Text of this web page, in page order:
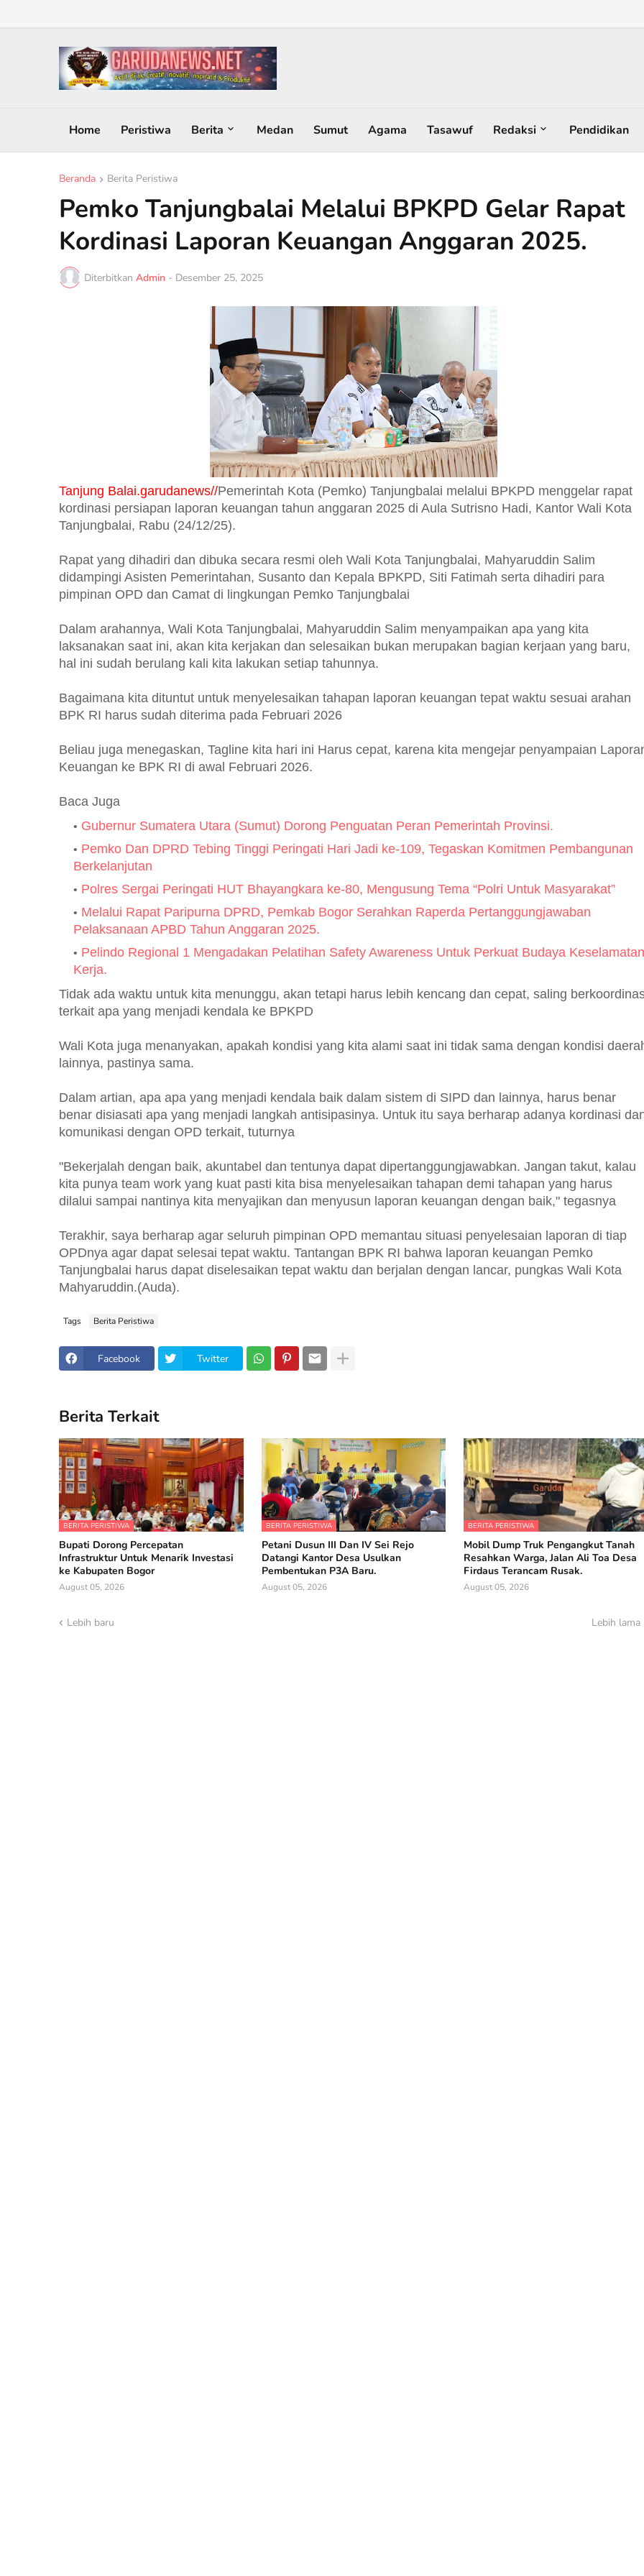
Home Peristiwa Berita Medan Sumut Agama Tasawuf Redaksi Pendidikan
Beranda Berita Peristiwa
Pemko Tanjungbalai Melalui BPKPD Gelar Rapat
Kordinasi Laporan Keuangan Anggaran 2025.
Diterbitkan Admin - Desember 25, 2025
Tanjung Balai.garudanews//Pemerintah Kota (Pemko) Tanjungbalai melalui BPKPD menggelar rapat
kordinasi persiapan laporan keuangan tahun anggaran 2025 di Aula Sutrisno Hadi, Kantor Wali Kota
Tanjungbalai, Rabu (24/12/25).
Rapat yang dihadiri dan dibuka secara resmi oleh Wali Kota Tanjungbalai, Mahyaruddin Salim
didampingi Asisten Pemerintahan, Susanto dan Kepala BPKPD, Siti Fatimah serta dihadiri para
pimpinan OPD dan Camat di lingkungan Pemko Tanjungbalai
Dalam arahannya, Wali Kota Tanjungbalai, Mahyaruddin Salim menyampaikan apa yang kita
laksanakan saat ini, akan kita kerjakan dan selesaikan bukan merupakan bagian kerjaan yang baru,
hal ini sudah berulang kali kita lakukan setiap tahunnya.
Bagaimana kita dituntut untuk menyelesaikan tahapan laporan keuangan tepat waktu sesuai arahan
BPK RI harus sudah diterima pada Februari 2026
Beliau juga menegaskan, Tagline kita hari ini Harus cepat, karena kita mengejar penyampaian
Keuangan ke BPK RI di awal Februari 2026.
Baca Juga
Gubernur Sumatera Utara (Sumut) Dorong Penguatan Peran Pemerintah Provinsi.
Pemko Dan DPRD Tebing Tinggi Peringati Hari Jadi ke-109, Tegaskan Komitmen Pembangunan
Berkelanjutan
Polres Sergai Peringati HUT Bhayangkara ke-80, Mengusung Tema “Polri Untuk Masyarakat”
Melalui Rapat Paripurna DPRD, Pemkab Bogor Serahkan Raperda Pertanggungjawaban
Pelaksanaan APBD Tahun Anggaran 2025.
Pelindo Regional 1 Mengadakan Pelatihan Safety Awareness Untuk Perkuat Budaya Keselamatan
Kerja.
Tidak ada waktu untuk kita menunggu, akan tetapi harus lebih kencang dan cepat, saling
terkait apa yang menjadi kendala ke BPKPD
Wali Kota juga menanyakan, apakah kondisi yang kita alami saat ini tidak sama dengan kondisi
lainnya, pastinya sama.
Dalam artian, apa apa yang menjadi kendala baik dalam sistem di SIPD dan lainnya, harus benar
benar disiasati apa yang menjadi langkah antisipasinya. Untuk itu saya berharap adanya kordinasi
komunikasi dengan OPD terkait, tuturnya
"Bekerjalah dengan baik, akuntabel dan tentunya dapat dipertanggungjawabkan. Jangan takut, kalau
kita punya team work yang kuat pasti kita bisa menyelesaikan tahapan demi tahapan yang harus
dilalui sampai nantinya kita menyajikan dan menyusun laporan keuangan dengan baik," tegasnya
Terakhir, saya berharap agar seluruh pimpinan OPD memantau situasi penyelesaian laporan di tiap
OPDnya agar dapat selesai tepat waktu. Tantangan BPK RI bahwa laporan keuangan Pemko
Tanjungbalai harus dapat diselesaikan tepat waktu dan berjalan dengan lancar, pungkas Wali Kota
Mahyaruddin.(Auda).
Tags Berita Peristiwa
Facebook Twitter
Berita Terkait
BERITA PERISTIWA
Bupati Dorong Percepatan
Infrastruktur Untuk Menarik Investasi
ke Kabupaten Bogor
August 05, 2026
BERITA PERISTIWA
Petani Dusun III Dan IV Sei Rejo
Datangi Kantor Desa Usulkan
Pembentukan P3A Baru.
August 05, 2026
BERITA PERISTIWA
Mobil Dump Truk Pengangkut Tanah
Resahkan Warga, Jalan Ali Toa Desa
Firdaus Terancam Rusak.
August 05, 2026
Lebih baru Lebih lama